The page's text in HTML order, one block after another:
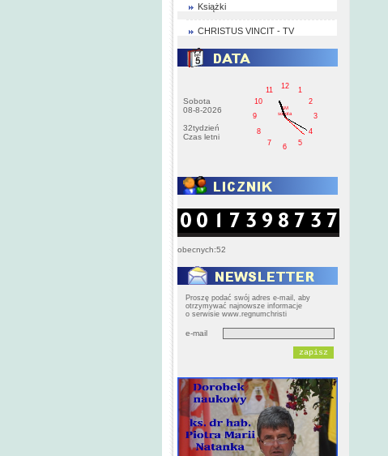
Książki
CHRISTUS VINCIT - TV
Sobota
08-8-2026
32tydzień
Czas letni
1
2
3
4
5
6
7
8
9
10
11
12
AM
sobota
obecnych:52
Proszę podać swój adres e-mail, aby
otrzymywać najnowsze informacje
o serwisie www.regnumchristi
e-mail